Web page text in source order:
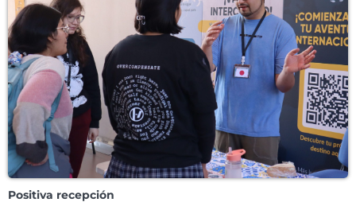
Positiva recepción